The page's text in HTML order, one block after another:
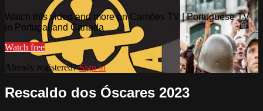
Watch this video and more on Camões TV | Portuguese TV
in Portugal and Canada
Watch free
Already registered?Sign in
Rescaldo dos Óscares 2023